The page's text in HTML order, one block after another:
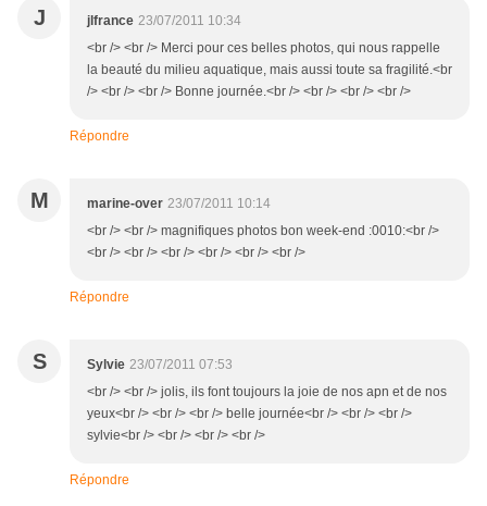
J jlfrance 23/07/2011 10:34
<br /> <br /> Merci pour ces belles photos, qui nous rappelle
la beauté du milieu aquatique, mais aussi toute sa fragilité.<br
/> <br /> <br /> Bonne journée.<br /> <br /> <br /> <br />
Répondre
M marine-over 23/07/2011 10:14
<br /> <br /> magnifiques photos bon week-end :0010:<br />
<br /> <br /> <br /> <br /> <br /> <br />
Répondre
S Sylvie 23/07/2011 07:53
<br /> <br /> jolis, ils font toujours la joie de nos apn et de nos
yeux<br /> <br /> <br /> belle journée<br /> <br /> <br />
sylvie<br /> <br /> <br /> <br />
Répondre